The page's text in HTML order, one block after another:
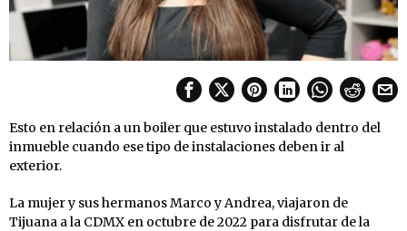
Esto en relación a un boiler que estuvo instalado dentro del
inmueble cuando ese tipo de instalaciones deben ir al
exterior.
La mujer y sus hermanos Marco y Andrea, viajaron de
Tijuana a la CDMX en octubre de 2022 para disfrutar de la